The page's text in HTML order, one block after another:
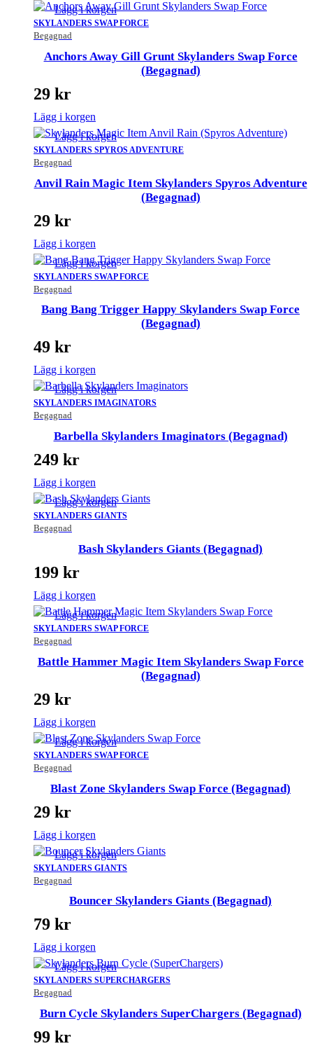
SKYLANDERS SWAP FORCE
Begagnad
Lägg i korgen
Anchors Away Gill Grunt Skylanders Swap Force
(Begagnad)
29 kr
Lägg i korgen
SKYLANDERS SPYROS ADVENTURE
Begagnad
Lägg i korgen
Anvil Rain Magic Item Skylanders Spyros Adventure
(Begagnad)
29 kr
Lägg i korgen
SKYLANDERS SWAP FORCE
Begagnad
Lägg i korgen
Bang Bang Trigger Happy Skylanders Swap Force
(Begagnad)
49 kr
Lägg i korgen
SKYLANDERS IMAGINATORS
Begagnad
Lägg i korgen
Barbella Skylanders Imaginators (Begagnad)
249 kr
Lägg i korgen
SKYLANDERS GIANTS
Begagnad
Lägg i korgen
Bash Skylanders Giants (Begagnad)
199 kr
Lägg i korgen
SKYLANDERS SWAP FORCE
Begagnad
Lägg i korgen
Battle Hammer Magic Item Skylanders Swap Force
(Begagnad)
29 kr
Lägg i korgen
SKYLANDERS SWAP FORCE
Begagnad
Lägg i korgen
Blast Zone Skylanders Swap Force (Begagnad)
29 kr
Lägg i korgen
SKYLANDERS GIANTS
Begagnad
Lägg i korgen
Bouncer Skylanders Giants (Begagnad)
79 kr
Lägg i korgen
SKYLANDERS SUPERCHARGERS
Begagnad
Lägg i korgen
Burn Cycle Skylanders SuperChargers (Begagnad)
99 kr